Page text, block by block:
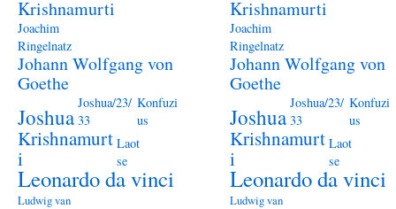
Krishnamurti
Joachim
Ringelnatz
Johann Wolfgang von
Goethe
Joshua
Joshua/23/
33
Konfuzi
us
Krishnamurt
i
Laot
se
Leonardo da vinci
Ludwig van
Krishnamurti
Joachim
Ringelnatz
Johann Wolfgang von
Goethe
Joshua
Joshua/23/
33
Konfuzi
us
Krishnamurt
i
Laot
se
Leonardo da vinci
Ludwig van